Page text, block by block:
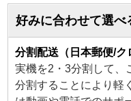
好みに合わせて選べ
分割配送（日本郵便/ク
実機を2・3分割して、
分割することにより軽